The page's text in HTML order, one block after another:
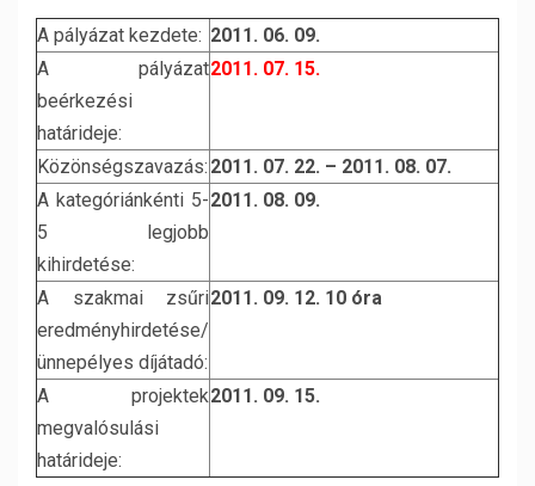
A pályázat kezdete: 2011. 06. 09.
A pályázat
beérkezési
határideje:
2011. 07. 15.
Közönségszavazás: 2011. 07. 22. – 2011. 08. 07.
A kategóriánkénti 5-
5 legjobb
kihirdetése:
2011. 08. 09.
A szakmai zsűri
eredményhirdetése/
ünnepélyes díjátadó:
2011. 09. 12. 10 óra
A projektek
megvalósulási
határideje:
2011. 09. 15.